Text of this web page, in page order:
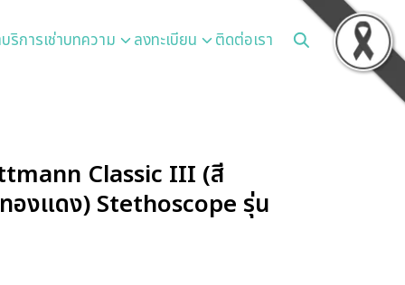
บริการเช่าบทความ ลงทะเบียน ติดต่อเรา
Classic III (สี
องแดง) Stethoscope รุ่น